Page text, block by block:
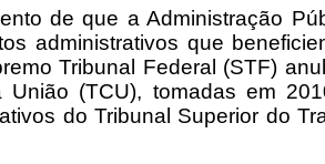
de que a Administração
administrativos que
Tribunal Federal (STF)
União (TCU), tomadas em
do Tribunal Superior do